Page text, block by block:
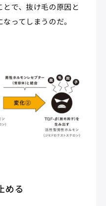
で、抜け毛の原因と
ってしまうのだ。
める